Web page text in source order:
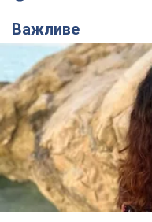
Важливе